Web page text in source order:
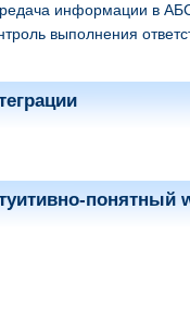
информации в
выполнения
понятный